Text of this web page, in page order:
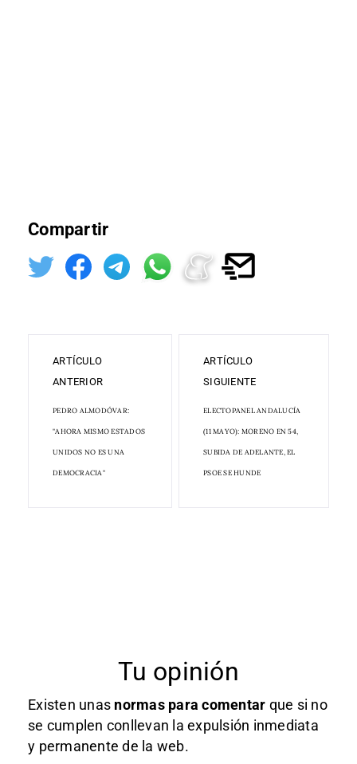
Compartir
ARTÍCULO
ANTERIOR
PEDRO ALMODÓVAR:
"AHORA MISMO ESTADOS
UNIDOS NO ES UNA
DEMOCRACIA"
ARTÍCULO
SIGUIENTE
ELECTOPANEL ANDALUCÍA
(11 MAYO): MORENO EN 54,
SUBIDA DE ADELANTE, EL
PSOE SE HUNDE
Tu opinión
Existen unas normas para comentar que si no
se cumplen conllevan la expulsión inmediata
y permanente de la web.